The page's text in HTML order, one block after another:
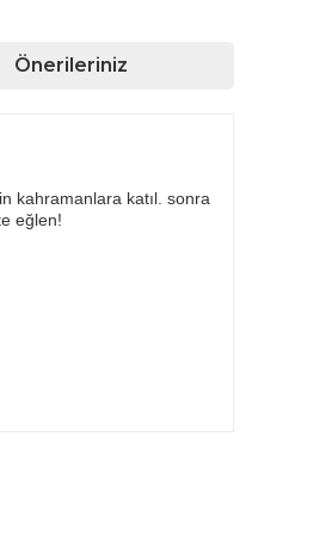
Önerileriniz
kahramanlara katıl. sonra
eğlen!